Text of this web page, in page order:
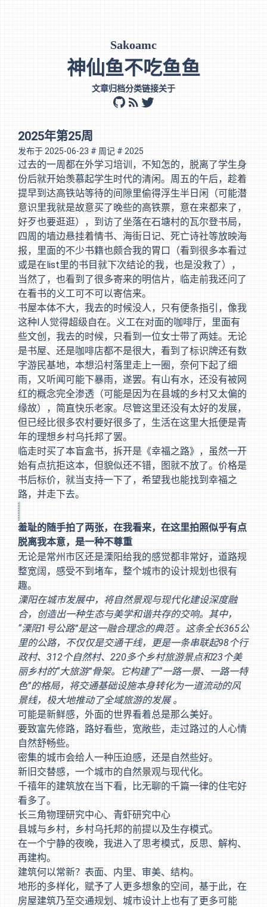
Sakoamc
神仙鱼不吃鱼鱼
文章归档分类链接关于
github
rss twitter
2025年第25周
发布于 2025-06-23 # 周记 # 2025
过去的一周都在外学习培训，不知怎的，脱离了学生身
份后就开始羡慕起学生时代的清闲。周五的午后，趁着
提早到达高铁站等待的间隙里偷得浮生半日闲（可能潜
意识里我就是故意买了晚些的高铁票，意在来都来了，
好歹也要逛逛），到访了坐落在石塘村的瓦尔登书局，
四周的墙边悬挂着情书、海街日记、死亡诗社等放映海
报，里面的不少书籍也颇合我的胃口（看到很多本看过
或是在list里的书目就下次结论的我，也是没救了），
当然了，也看到了很多寄来的明信片，临走前我还问了
在看书的义工可不可以寄信来。
书屋本体不大，我去的时候没人，只有便条指引，像我
这种I人觉得超级自在。义工在对面的咖啡厅，里面有
些文创，我去的时候，只看到一位女士带了两娃。无论
是书屋、还是咖啡店都不是很大，看到了标识牌还有数
字游民基地，本想沿村落里走上一圈，奈何下起了细
雨，又听闻可能下暴雨，遂罢。有山有水，还没有被网
红的概念完全渗透（可能是因为在县城的乡村又太偏的
缘故），简直快乐老家。尽管这里还没有太好的发展，
但已经比很多农村要好很多了，生活在这里大抵便是青
年的理想乡村乌托邦了罢。
临走时买了本盲盒书，拆开是《幸福之路》，虽然一开
始有点抗拒这本，但貌似还不错，图就不放了。价格是
书后标价，就当支持一下了，希望我也能找到幸福之
路，并走下去。
羞耻的随手拍了两张，在我看来，在这里拍照似乎有点
脱离我本意，是一种不尊重
无论是常州市区还是溧阳给我的感觉都非常好，道路规
整宽阔，感受不到堵车，整个城市的设计规划也很有
趣。
溧阳在城市发展中，将自然景观与现代化建设深度融
合，创造出一种生态与美学和谐共存的交响。其中，
“溧阳1号公路”是这一融合理念的典范 。这条全长365公
里的公路，不仅仅是交通干线，更是一条串联起98个行
政村、312个自然村、220多个乡村旅游景点和23个美
丽乡村的“大旅游”骨架。它构建了“一路一景、一路一特
色”的格局，将交通基础设施本身转化为一道流动的风
景线，极大地推动了全域旅游的发展 。
可能是新鲜感，外面的世界看着总是那么美好。
要致富先修路，路好看些，宽敞些，走过路过的人心情
自然舒畅些。
密集的城市会给人一种压迫感，还是自然些好。
新旧交替感，一个城市的自然景观与现代化。
千禧年的建筑放在当下看，比无聊的千篇一律的住宅好
看多了。
长三角物理研究中心、青虾研究中心
县城与乡村，乡村乌托邦的前提以及生存模式。
在一个宁静的夜晚，我进入了思考模式，反思、解构、
再建构。
建筑何以常新？表面、内里、审美、结构。
地形的多样化，赋予了人更多想象的空间，基于此，在
房屋建筑乃至交通规划、城市设计上也有了更多可能